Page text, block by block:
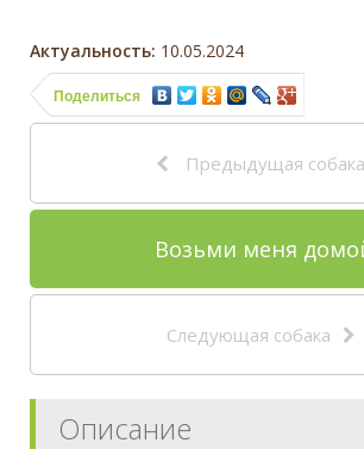
Актуальность: 10.05.2024
Поделиться
Предыдущая собака
Возьми меня
Следующая собака
Описание